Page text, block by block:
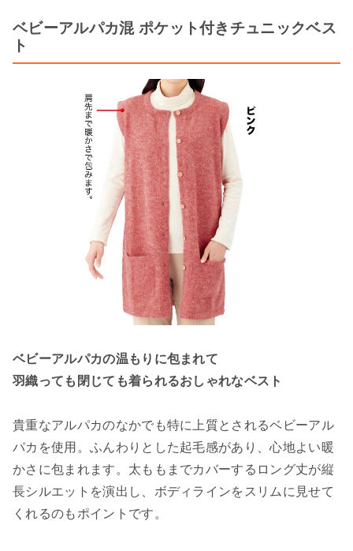
ベビーアルパカ混 ポケット付きチュニックベス
ト
ベビーアルパカの温もりに包まれて
羽織っても閉じても着られるおしゃれなベスト
貴重なアルパカのなかでも特に上質とされるベビーアル
パカを使用。ふんわりとした起毛感があり、心地よい暖
かさに包まれます。太ももまでカバーするロング丈が縦
長シルエットを演出し、ボディラインをスリムに見せて
くれるのもポイントです。